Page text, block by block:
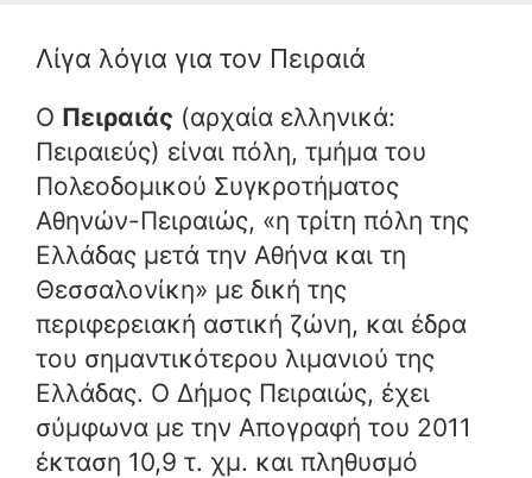
Λίγα λόγια για τον Πειραιά
Ο Πειραιάς (αρχαία ελληνικά:
Πειραιεύς) είναι πόλη, τμήμα του
Πολεοδομικού Συγκροτήματος
Αθηνών-Πειραιώς, «η τρίτη πόλη της
Ελλάδας μετά την Αθήνα και τη
Θεσσαλονίκη» με δική της
περιφερειακή αστική ζώνη, και έδρα
του σημαντικότερου λιμανιού της
Ελλάδας. Ο Δήμος Πειραιώς, έχει
σύμφωνα με την Απογραφή του 2011
έκταση 10,9 τ. χμ. και πληθυσμό